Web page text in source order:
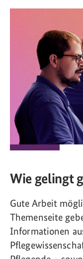
Wie gelingt
Gute Arbeit
Themenseite
Informationen